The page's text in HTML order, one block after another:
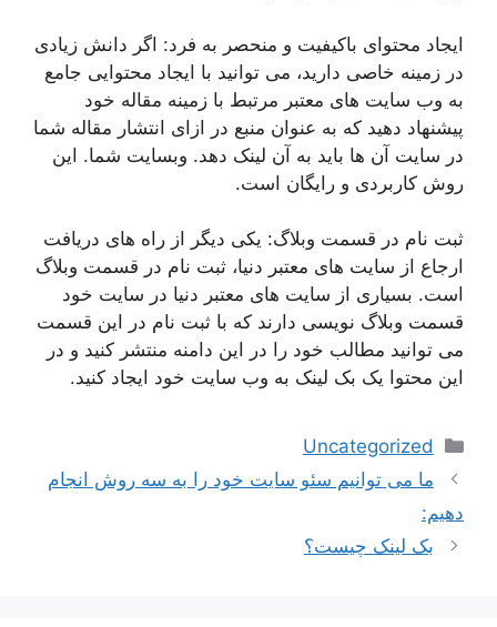
ایجاد محتوای باکیفیت و منحصر به فرد: اگر دانش زیادی
در زمینه خاصی دارید، می توانید با ایجاد محتوایی جامع
به وب سایت های معتبر مرتبط با زمینه مقاله خود
پیشنهاد دهید که به عنوان منبع در ازای انتشار مقاله شما
در سایت آن ها باید به آن لینک دهد. وبسایت شما. این
روش کاربردی و رایگان است.
ثبت نام در قسمت وبلاگ: یکی دیگر از راه های دریافت
ارجاع از سایت های معتبر دنیا، ثبت نام در قسمت وبلاگ
است. بسیاری از سایت های معتبر دنیا در سایت خود
قسمت وبلاگ نویسی دارند که با ثبت نام در این قسمت
می توانید مطالب خود را در این دامنه منتشر کنید و در
این محتوا یک بک لینک به وب سایت خود ایجاد کنید.
دسته‌ها
Uncategorized
ناوبریما می توانیم سئو سایت خود را به سه روش انجام
دهیم:
بک لینک چیست؟